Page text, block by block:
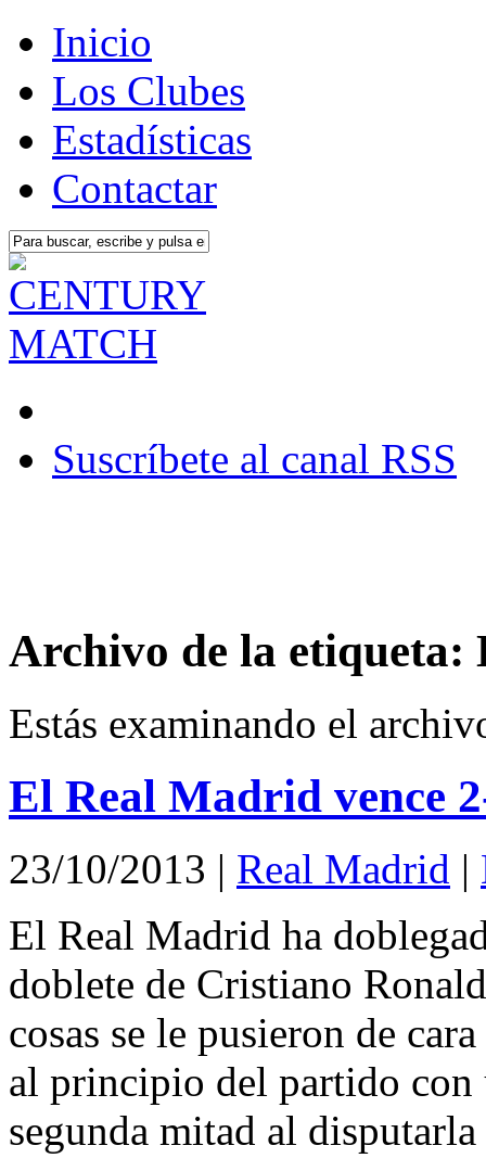
Inicio
Los Clubes
Estadísticas
Contactar
Suscríbete al canal RSS
Archivo de la etiqueta:
Estás examinando el
El Real Madrid vence
23/10/2013 | Real Madrid |
El Real Madrid ha
doblete de Cristiano
cosas se le pusieron de
al principio del partido con
segunda mitad al